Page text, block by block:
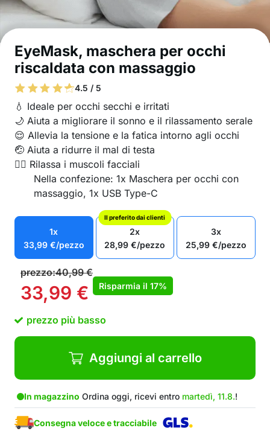
EyeMask, maschera per occhi
riscaldata con massaggio
4.5 / 5
💧 Ideale per occhi secchi e irritati
🌙 Aiuta a migliorare il sonno e il rilassamento serale
😌 Allevia la tensione e la fatica intorno agli occhi
🤕 Aiuta a ridurre il mal di testa
💆‍♂️ Rilassa i muscoli facciali
Nella confezione: 1x Maschera per occhi con
massaggio, 1x USB Type-C
1x
33,99 €/pezzo
Il preferito dai clienti
2x
28,99€/pezzo
3x
25,99€/pezzo
prezzo:40,99€
33,99 € Risparmia il 17%
prezzo più basso
Aggiungi al carrello
In magazzino Ordina oggi, ricevi entro martedì, 11.8.!
Consegna veloce e tracciabile